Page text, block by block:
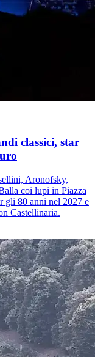
classici, star
Aronofsky,
coi lupi in Piazza
gli 80 anni nel 2027 e
Castellinaria.